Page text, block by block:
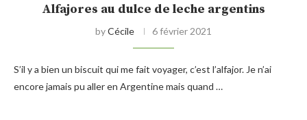
Alfajores au dulce de leche argentins
byCécile 6 février 2021
S’il y a bien un biscuit qui me fait voyager, c’est l’alfajor. Je n’ai
encore jamais pu aller en Argentine mais quand …